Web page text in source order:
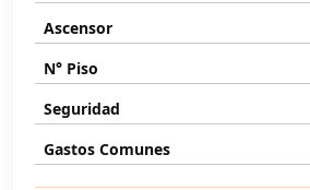
Ascensor
N° Piso
Seguridad
Gastos Comunes